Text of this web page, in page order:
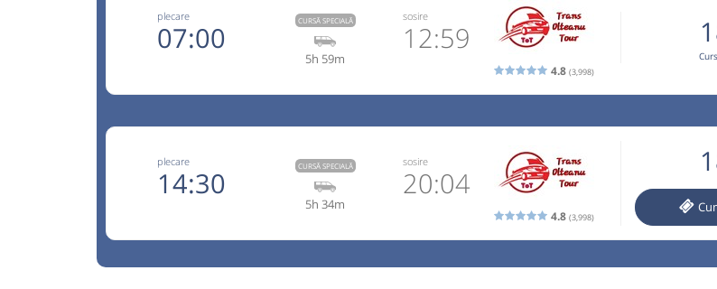
plecare
07:00 CURSĂ SPECIALĂ
5h 59m
sosire
12:59
4.8 (3,998)
Trans Olteanu Tour
Opinii călători
Pagină operator
CURSĂ SPECIALĂ . Se poate călători doar cu
plecare
14:30 CURSĂ SPECIALĂ
5h 34m
sosire
20:04
4.8 (3,998)
Trans Olteanu Tour